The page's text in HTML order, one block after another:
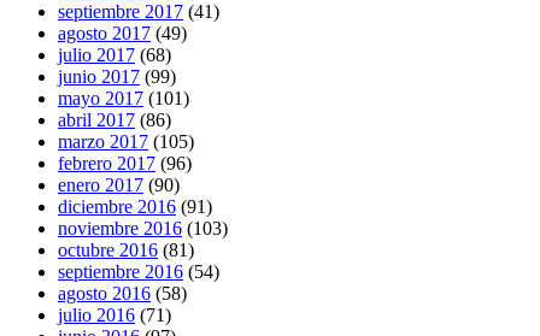
septiembre 2017 (41)
agosto 2017 (49)
julio 2017 (68)
junio 2017 (99)
mayo 2017 (101)
abril 2017 (86)
marzo 2017 (105)
febrero 2017 (96)
enero 2017 (90)
diciembre 2016 (91)
noviembre 2016 (103)
octubre 2016 (81)
septiembre 2016 (54)
agosto 2016 (58)
julio 2016 (71)